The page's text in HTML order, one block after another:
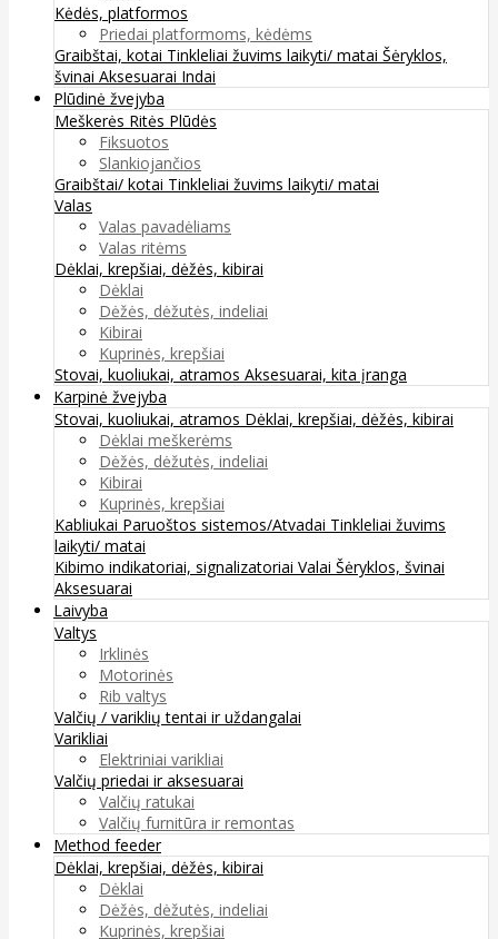
Kėdės, platformos
Priedai platformoms, kėdėms
Graibštai, kotai Tinkleliai žuvims laikyti/ matai Šėryklos,
švinai Aksesuarai Indai
Plūdinė žvejyba
Meškerės Ritės Plūdės
Fiksuotos
Slankiojančios
Graibštai/ kotai Tinkleliai žuvims laikyti/ matai
Valas
Valas pavadėliams
Valas ritėms
Dėklai, krepšiai, dėžės, kibirai
Dėklai
Dėžės, dėžutės, indeliai
Kibirai
Kuprinės, krepšiai
Stovai, kuoliukai, atramos Aksesuarai, kita įranga
Karpinė žvejyba
Stovai, kuoliukai, atramos Dėklai, krepšiai, dėžės, kibirai
Dėklai meškerėms
Dėžės, dėžutės, indeliai
Kibirai
Kuprinės, krepšiai
Kabliukai Paruoštos sistemos/Atvadai Tinkleliai žuvims
laikyti/ matai
Kibimo indikatoriai, signalizatoriai Valai Šėryklos, švinai
Aksesuarai
Laivyba
Valtys
Irklinės
Motorinės
Rib valtys
Valčių / variklių tentai ir uždangalai
Varikliai
Elektriniai varikliai
Valčių priedai ir aksesuarai
Valčių ratukai
Valčių furnitūra ir remontas
Method feeder
Dėklai, krepšiai, dėžės, kibirai
Dėklai
Dėžės, dėžutės, indeliai
Kuprinės, krepšiai